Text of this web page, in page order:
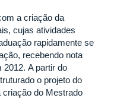
a criação da
cujas atividades
rapidamente se
recebendo nota
A partir do
o projeto do
do Mestrado